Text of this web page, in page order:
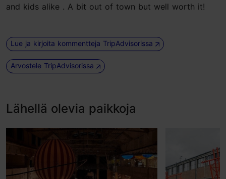
and kids alike . A bit out of town but well worth it!
Lue ja kirjoita kommentteja TripAdvisorissa
Arvostele TripAdvisorissa
Lähellä olevia paikkoja